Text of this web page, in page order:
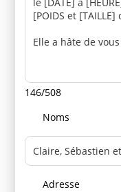
146/508
Noms
Adresse